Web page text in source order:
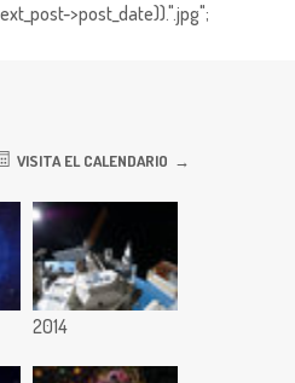
>post_date)).".jpg";
VISITA EL CALENDARIO
2014